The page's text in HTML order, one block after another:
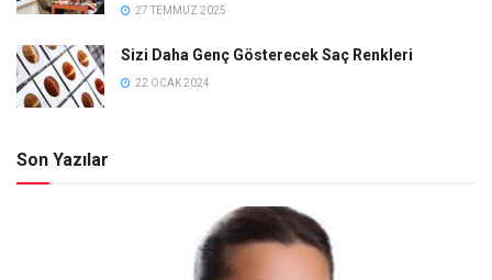
27 TEMMUZ 2025
Sizi Daha Genç Gösterecek Saç Renkleri
22 OCAK 2024
Son Yazılar